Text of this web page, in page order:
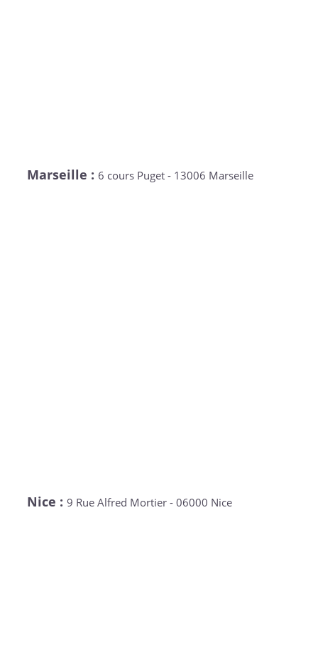
Marseille : 6 cours Puget - 13006 Marseille
Nice : 9 Rue Alfred Mortier - 06000 Nice